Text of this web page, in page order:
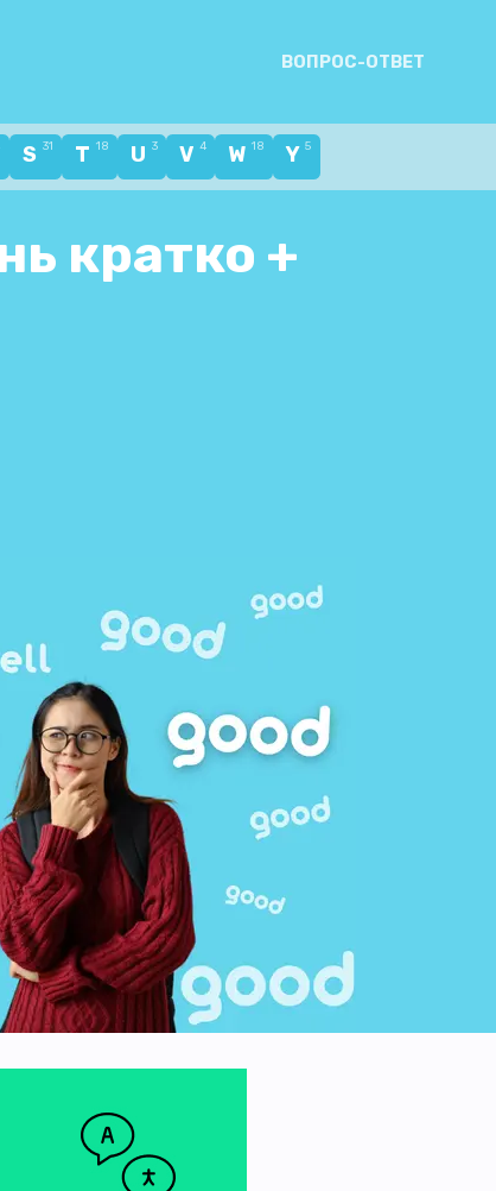
ВОПРОС-ОТВЕТ
S 31 T 18 U 3 V 4 W 18 Y 5
кратко +